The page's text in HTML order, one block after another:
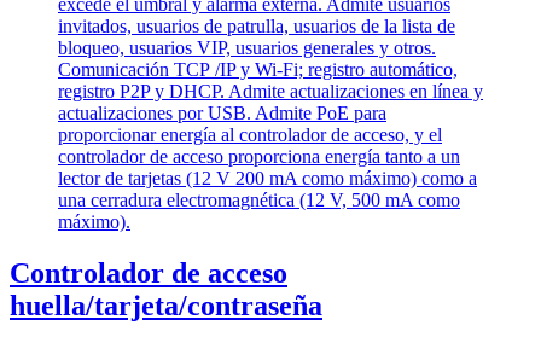
Controlador de acceso
huella/tarjeta/contraseña